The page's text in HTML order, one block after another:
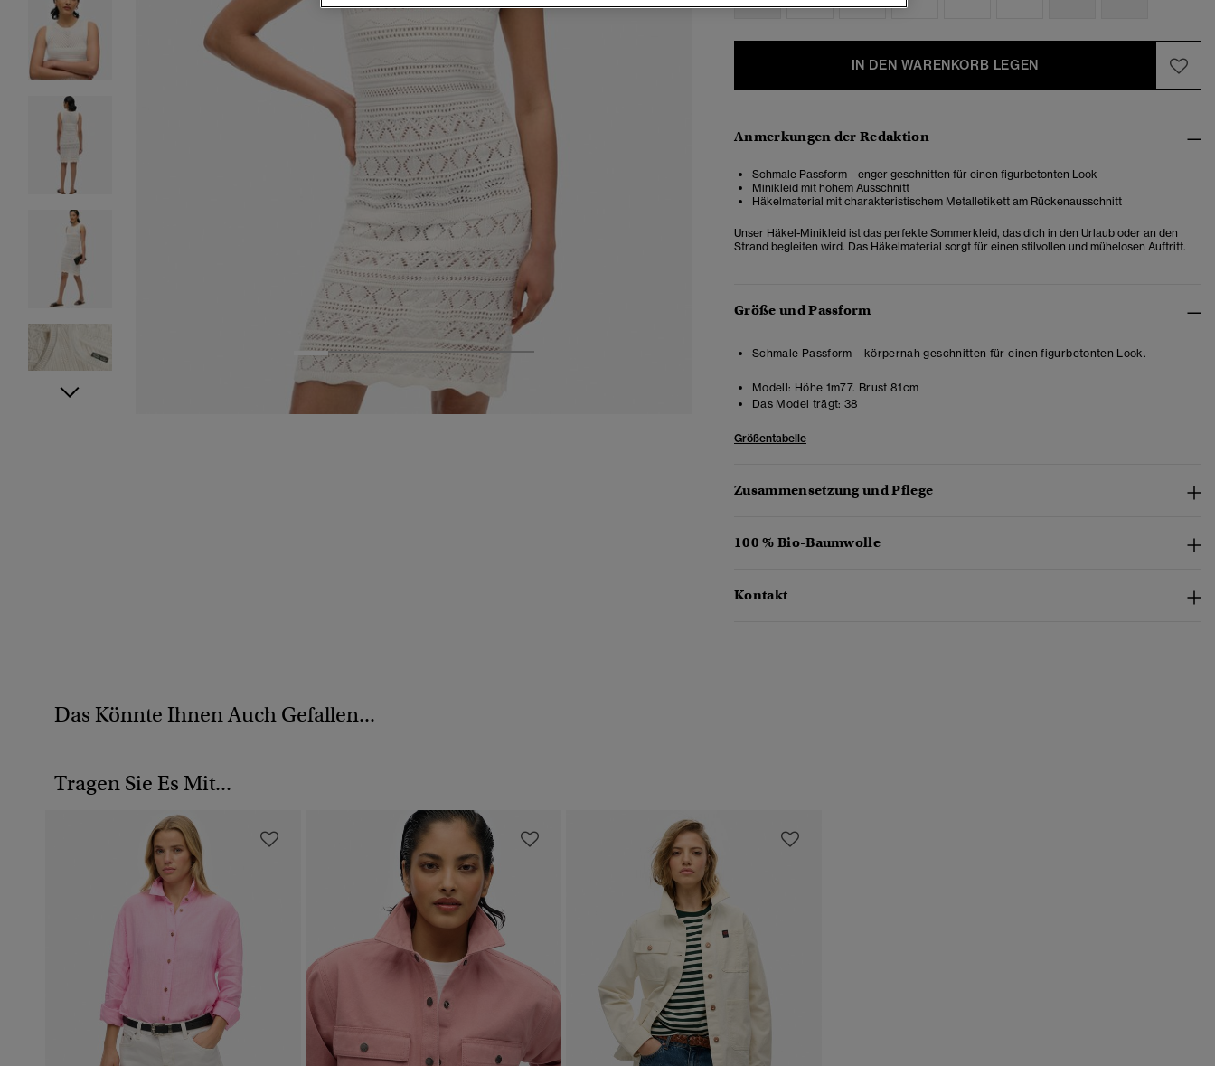
1 2 3 5 6
IN DEN WARENKORB LEGEN
Anmerkungen der Redaktion
Schmale Passform – enger geschnitten für einen figurbetonten Look
Minikleid mit hohem Ausschnitt
Häkelmaterial mit charakteristischem Metalletikett am Rückenausschnitt
Unser Häkel-Minikleid ist das perfekte Sommerkleid, das dich in den Urlaub oder an den
Strand begleiten wird. Das Häkelmaterial sorgt für einen stilvollen und mühelosen Auftritt.
Größe und Passform
Schmale Passform – körpernah geschnitten für einen figurbetonten Look.
Modell: Höhe 1m77. Brust 81cm
Das Model trägt: 38
Größentabelle
Zusammensetzung und Pflege
100 % Bio-Baumwolle
Kontakt
Das Könnte Ihnen Auch Gefallen...
Tragen Sie Es Mit...